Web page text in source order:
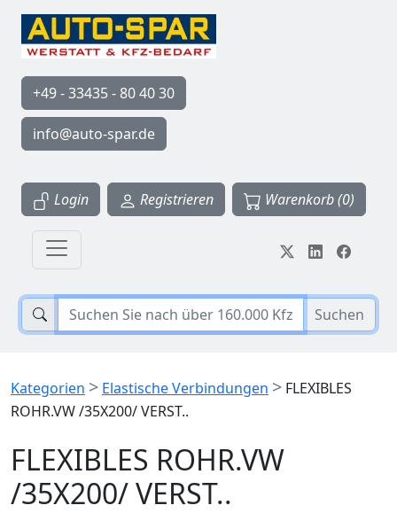
+49 - 33435 - 80 40 30
info@auto-spar.de
Login Registrieren Warenkorb (0)
Suchen
Kategorien > Elastische Verbindungen > FLEXIBLES
ROHR.VW /35X200/ VERST..
FLEXIBLES ROHR.VW
/35X200/ VERST..